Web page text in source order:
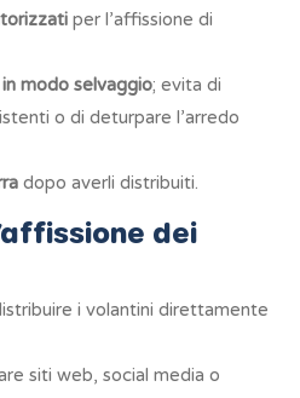
per l’affissione di
modo selvaggio; evita di
o di deturpare l’arredo
dopo averli distribuiti.
dei
i volantini direttamente
siti web, social media o